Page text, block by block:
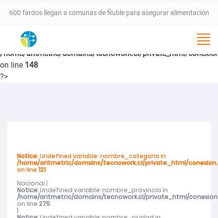
VALLE DEL ITATA PROYECTA NUEVA ETAPA DE DESARROLLO CON
mujeres trabajadoras en el cuidado de niñas y niños
SernamEG Ñuble logra condena de 20 años de cárcel por caso de
Notice: Undefined variable: nombre_subcategoria in
/home/aritmetric/domains/tecnowork.cl/private_html/
on line 148
?>
Notice: Undefined variable: nombre_categoria in
/home/aritmetric/domains/tecnowork.cl/private_html/
on line 121
Nacional |
Notice: Undefined variable: nombre_provincia in
/home/aritmetric/domains/tecnowork.cl/private_html/
on line 275
|